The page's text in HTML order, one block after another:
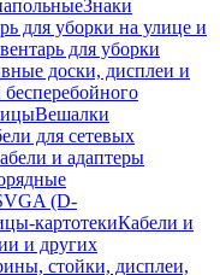
Знаки
для уборки на улице и
для уборки
доски, дисплеи и
Вешалки
для сетевых
и адаптеры
(D-
картотекиКабели и
и других
стойки, дисплеи,